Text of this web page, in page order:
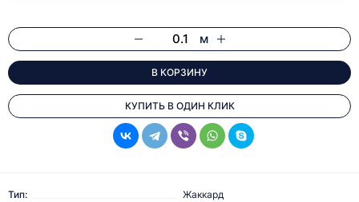
м
В КОРЗИНУ
КУПИТЬ В ОДИН КЛИК
Тип:
Жаккард